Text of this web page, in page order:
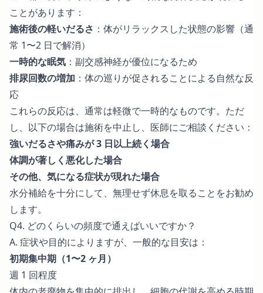
ことがあります：
施術後の軽いだるさ ：体がリラックスした状態の影響（通
常 1〜2 日で解消）
一時的な眠気 ：副交感神経が優位になるため
排尿回数の増加 ：体の巡りが促されることによる自然な反
応
これらの反応は、通常は軽微で一時的なものです。ただ
し、以下の場合は施術を中止し、医師にご相談ください：
強いだるさや痛みが 3 日以上続く場合
体調が著しく悪化した場合
その他、気になる症状が現れた場合
水分補給を十分にして、無理せず休息を取ることをお勧め
します。
Q4. どのくらいの頻度で通えばいいですか？
A. 症状や目的によりますが、一般的な目安は：
初期集中期（1〜2 ヶ月）
週 1 回程度